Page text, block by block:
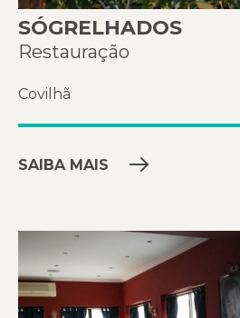
SÓGRELHADOS
Restauração
Covilhã
SAIBA MAIS